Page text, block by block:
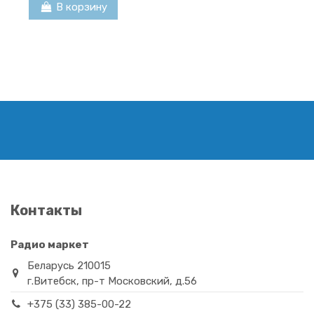
В корзину
(AKB73655861)
Контакты
Радио маркет
Беларусь 210015
г.Витебск, пр-т Московский, д.56
+375 (33) 385-00-22